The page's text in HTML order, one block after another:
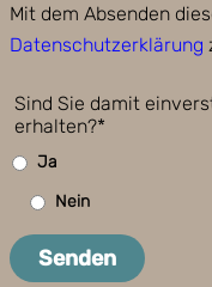
Mit dem Absenden
Datenschutzerklärung
Sind Sie damit
erhalten?*
Ja
Nein
Senden